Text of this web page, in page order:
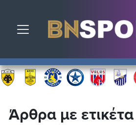
Toggle navigation
Άρθρα με ετικέτα